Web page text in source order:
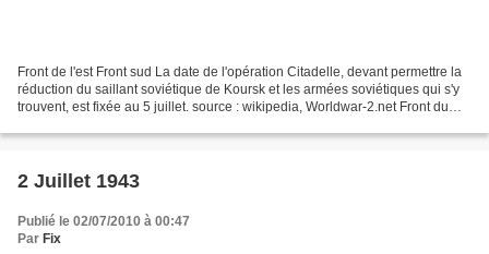
Front de l'est Front sud La date de l'opération Citadelle, devant permettre la
réduction du saillant soviétique de Koursk et les armées soviétiques qui s'y
trouvent, est fixée au 5 juillet. source : wikipedia, Worldwar-2.net Front du
2 Juillet 1943
Publié le 02/07/2010 à 00:47
Par Fix